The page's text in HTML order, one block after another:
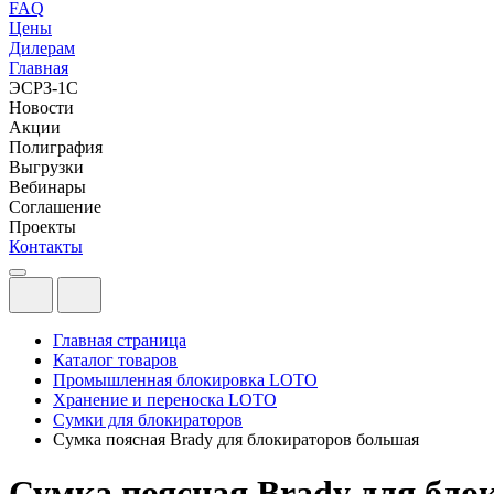
FAQ
Цены
Дилерам
Главная
ЭСРЗ-1С
Новости
Акции
Полиграфия
Выгрузки
Вебинары
Соглашение
Проекты
Контакты
Главная страница
Каталог товаров
Промышленная блокировка LOTO
Хранение и переноска LOTO
Сумки для блокираторов
Сумка поясная Brady для блокираторов большая